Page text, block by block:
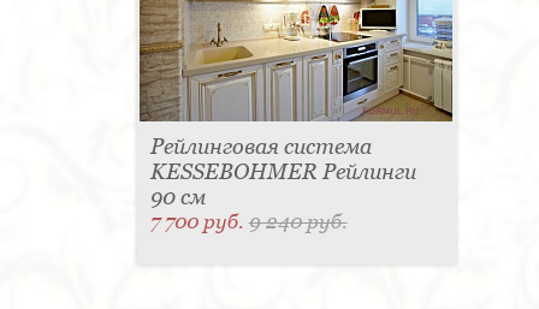
Рейлинговая система
KESSEBOHMER Рейлинги
90 см
7 700 руб.9 240 руб.